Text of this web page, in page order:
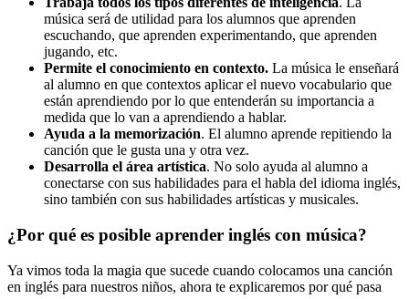
música será de utilidad para los alumnos que aprenden
escuchando, que aprenden experimentando, que aprenden
jugando, etc.
Permite el conocimiento en contexto. La música le enseñará
al alumno en que contextos aplicar el nuevo vocabulario que
están aprendiendo por lo que entenderán su importancia a
medida que lo van a aprendiendo a hablar.
Ayuda a la memorización. El alumno aprende repitiendo la
canción que le gusta una y otra vez.
Desarrolla el área artística. No solo ayuda al alumno a
conectarse con sus habilidades para el habla del idioma inglés,
sino también con sus habilidades artísticas y musicales.
¿Por qué es posible aprender inglés con música?
Ya vimos toda la magia que sucede cuando colocamos una canción
en inglés para nuestros niños, ahora te explicaremos por qué pasa